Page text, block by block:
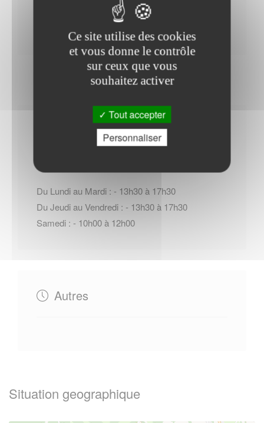
Contacter l'office de tourisme
Horaires Mairie
Du Lundi au Mardi : - 13h30 à 17h30
Du Jeudi au Vendredi : - 13h30 à 17h30
Samedi : - 10h00 à 12h00
Autres
Situation geographique
Ce site utilise des cookies
et vous donne le contrôle
sur ceux que vous
souhaitez activer
Tout accepter
Personnaliser